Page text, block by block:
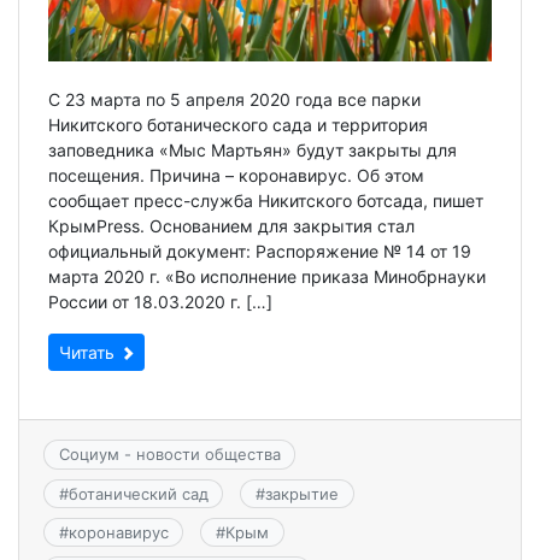
С 23 марта по 5 апреля 2020 года все парки
Никитского ботанического сада и территория
заповедника «Мыс Мартьян» будут закрыты для
посещения. Причина – коронавирус. Об этом
сообщает пресс-служба Никитского ботсада, пишет
КрымPress. Основанием для закрытия стал
официальный документ: Распоряжение № 14 от 19
марта 2020 г. «Во исполнение приказа Минобрнауки
России от 18.03.2020 г. […]
Читать
Социум - новости общества
#ботанический сад #закрытие
#коронавирус #Крым